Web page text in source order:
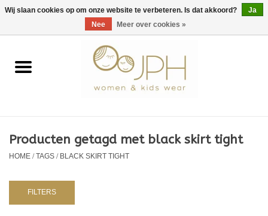
EUR/GBP/USD 0 Artikelen - €0,00
Home
Kids
Producten getagd met black skirt tight
HOME/TAGS/BLACK SKIRT TIGHT
FILTERS
Wij slaan cookies op om onze website te verbeteren. Is dat akkoord?
Ja
Nee
Meer over cookies »